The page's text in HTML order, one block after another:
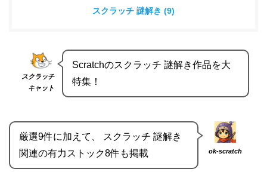
スクラッチ 謎解き (9)
スクラッチ
キャット
Scratchのスクラッチ 謎解き作品を大
特集！
ok-scratch
厳選9件に加えて、 スクラッチ 謎解き
関連の有力ストック8件も掲載